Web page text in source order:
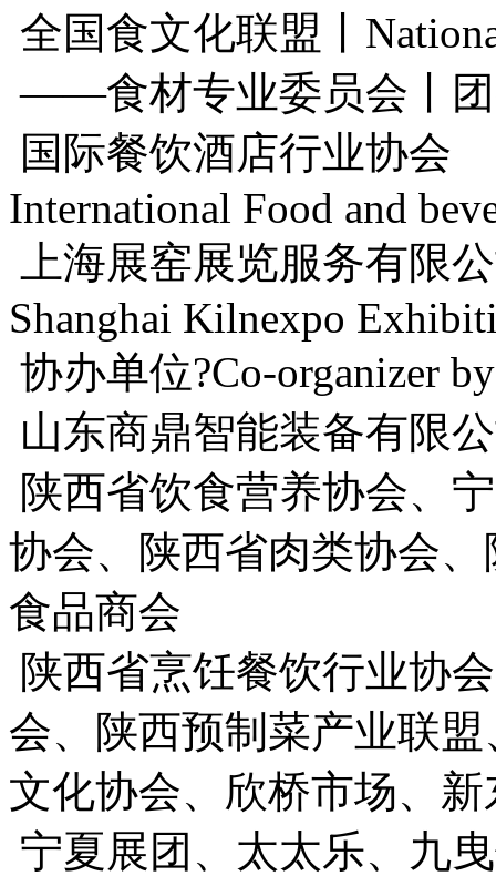
全国食文化联盟丨
——食材专业委员会丨团
国际餐饮酒店行业协会
International Food and
上海展窑展览服务有限
Shanghai Kilnexpo
协办单位?Co-organizer by
山东商鼎智能装备有限
陕西省饮食营养协会、
协会、陕西省肉类协会
食品商会
陕西省烹饪餐饮行业协
会、陕西预制菜产业联
文化协会、欣桥市场、
宁夏展团、太太乐、九